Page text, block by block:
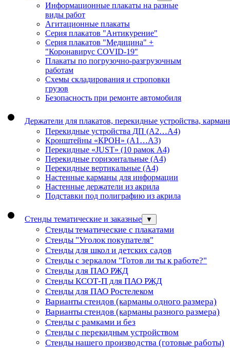
Информационные плакаты на разные
виды работ
Агитационные плакаты
Серия плакатов "Антикурение"
Серия плакатов "Медицина" +
"Коронавирус COVID-19"
Плакаты по погрузочно-разгрузочным
работам
Схемы складирования и строповки
грузов
Безопасность при ремонте автомобиля
Держатели для плакатов, перекидные устройства,
Перекидные устройства ДП (А2…А4)
Кронштейны «КРОН» (А1…А3)
Перекидные «JUST» (10 рамок А4)
Перекидные горизонтальные (А4)
Перекидные вертикальные (А4)
Настенные карманы для информации
Настенные держатели из акрила
Подставки под полиграфию из акрила
Стенды тематические и заказные ▼
Стенды тематические с плакатами
Стенды "Уголок покупателя"
Стенды для школ и детских садов
Стенды с зеркалом "Готов ли ты к работе?"
Стенды для ПАО РЖД
Стенды КСОТ-П для ПАО РЖД
Стенды для ПАО Ростелеком
Варианты стендов (карманы одного размера)
Варианты стендов (карманы разного размера)
Стенды с рамками и без
Стенды с перекидным устройством
Стенды нашего производства (готовые работы)